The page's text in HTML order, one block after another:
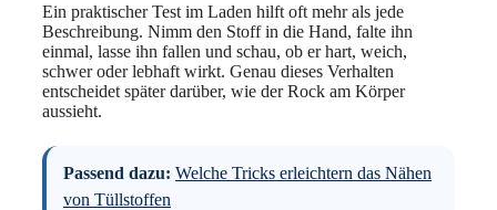
Ein praktischer Test im Laden hilft oft mehr als jede
Beschreibung. Nimm den Stoff in die Hand, falte ihn
einmal, lasse ihn fallen und schau, ob er hart, weich,
schwer oder lebhaft wirkt. Genau dieses Verhalten
entscheidet später darüber, wie der Rock am Körper
aussieht.
Passend dazu: Welche Tricks erleichtern das Nähen
von Tüllstoffen